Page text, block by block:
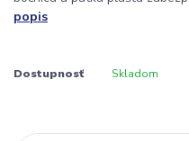
popis
Dostupnosť Skladom